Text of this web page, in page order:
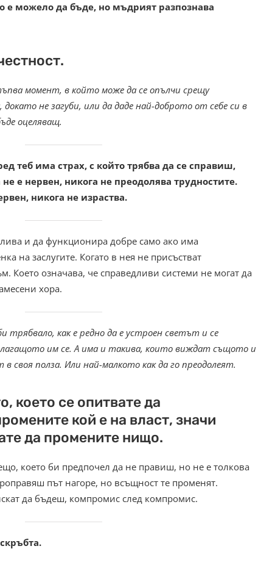
е можело да бъде, но мъдрият разпознава
момент, в който може да се опълчи срещу
не загуби, или да даде най-доброто от себе си в
оцеляващ.
теб има страх, с който трябва да се справиш,
е нервен, никога не преодолява трудностите.
никога не израства.
и да функционира добре само ако има
на заслугите. Когато в нея не присъстват
Което означава, че справедливи системи не могат да
хора.
трябвало, как е редно да е устроен светът и се
им се. А има и такива, които виждат същото и
своя полза. Или най-малкото как да го преодолеят.
което се опитвате да
кой е на власт, значи
да промените нищо.
което би предпочел да не правиш, но не е толкова
път нагоре, но всъщност те променят.
да бъдеш, компромис след компромис.